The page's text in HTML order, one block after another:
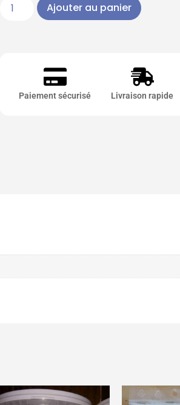
Ajouter au panier
Paiement sécurisé Livraison rapide